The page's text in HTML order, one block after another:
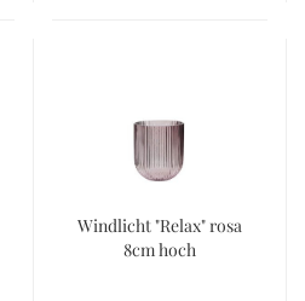
Windlicht "Relax" rosa
8cm hoch